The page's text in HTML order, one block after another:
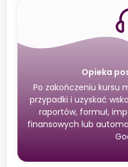
Opieka
Po zakończeniu kursu
przypadki i uzyskać
raportów, formuł,
finansowych lub